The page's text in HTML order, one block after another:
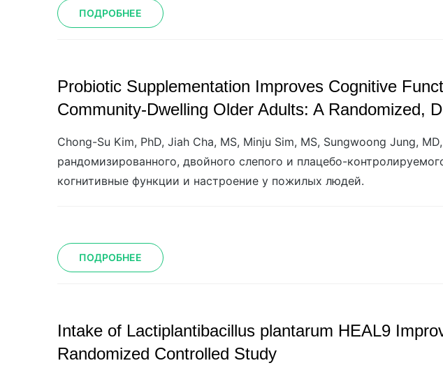
ПОДРОБНЕЕ
Probiotic Supplementation Improves Cognitive
Community-Dwelling Older Adults: A Randomized,
Chong-Su Kim, PhD, Jiah Cha, MS, Minju Sim, MS, Sungwoong Jung,
рандомизированного, двойного слепого и плацебо-
когнитивные функции и настроение у пожилых людей.
ПОДРОБНЕЕ
Intake of Lactiplantibacillus plantarum HEAL9
Randomized Controlled Study